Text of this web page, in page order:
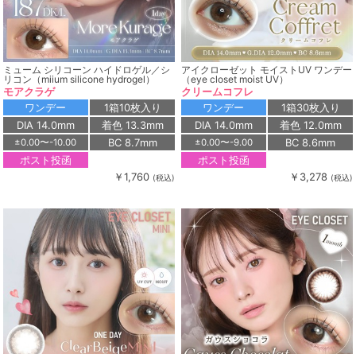
ミューム シリコーン ハイドロゲル／シ
リコン（miium silicone hydrogel）
モアクラゲ
ワンデー
1箱10枚入り
DIA 14.0mm
着色 13.3mm
±0.00〜-10.00
BC 8.7mm
ポスト投函
￥1,760 (税込)
アイクローゼット モイストUV ワンデー
（eye closet moist UV）
クリームコフレ
ワンデー
1箱30枚入り
DIA 14.0mm
着色 12.0mm
±0.00〜-9.00
BC 8.6mm
ポスト投函
￥3,278 (税込)